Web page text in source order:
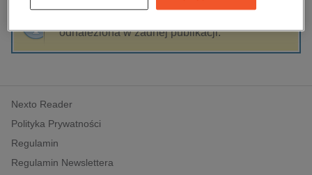
edukacja
hobby, sport, rozrywka
komputery, internet, technologie, informatyka
polityka, społeczno-informacyjne
psychologiczne
inne
popularno-naukowe
odnaleziona w żadnej publikacji.
Nexto Reader
Polityka Prywatności
Regulamin
Regulamin Newslettera